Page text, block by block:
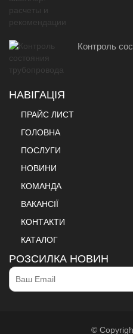
Контроль
НАВІГАЦІЯ
ПРАЙС ЛИСТ
ГОЛОВНА
ПОСЛУГИ
НОВИНИ
КОМАНДА
ВАКАНСІЇ
КОНТАКТИ
КАТАЛОГ
РОЗСИЛКА НОВИН
©